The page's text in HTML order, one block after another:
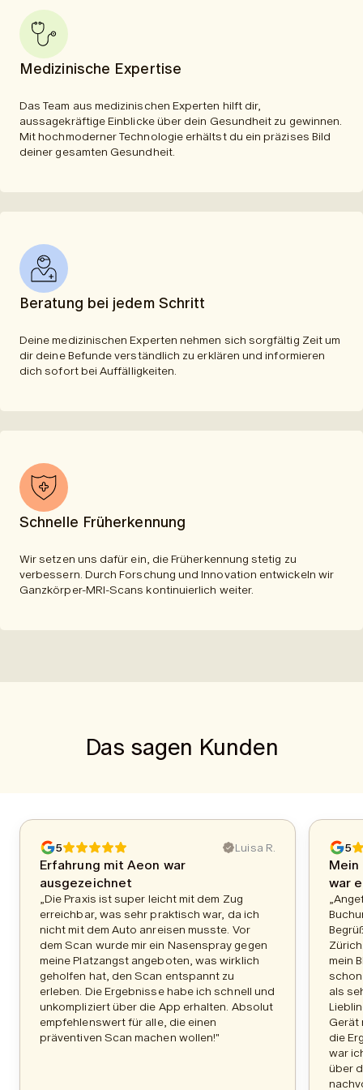
Medizinische Expertise
Das Team aus medizinischen Experten hilft dir,
aussagekräftige Einblicke über dein Gesundheit zu gewinnen.
Mit hochmoderner Technologie erhältst du ein präzises Bild
deiner gesamten Gesundheit.
Beratung bei jedem Schritt
Deine medizinischen Experten nehmen sich sorgfältig Zeit um
dir deine Befunde verständlich zu erklären und informieren
dich sofort bei Auffälligkeiten.
Schnelle Früherkennung
Wir setzen uns dafür ein, die Früherkennung stetig zu
verbessern. Durch Forschung und Innovation entwickeln wir
Ganzkörper-MRI-Scans kontinuierlich weiter.
Das sagen Kunden
5 Luisa R.
Erfahrung mit Aeon war
ausgezeichnet
„Die Praxis ist super leicht mit dem Zug
erreichbar, was sehr praktisch war, da ich
nicht mit dem Auto anreisen musste. Vor
dem Scan wurde mir ein Nasenspray gegen
meine Platzangst angeboten, was wirklich
geholfen hat, den Scan entspannt zu
erleben. Die Ergebnisse habe ich schnell und
unkompliziert über die App erhalten. Absolut
empfehlenswert für alle, die einen
präventiven Scan machen wollen!"
5
Mein
war
mein
als
Gerät
die
war
über